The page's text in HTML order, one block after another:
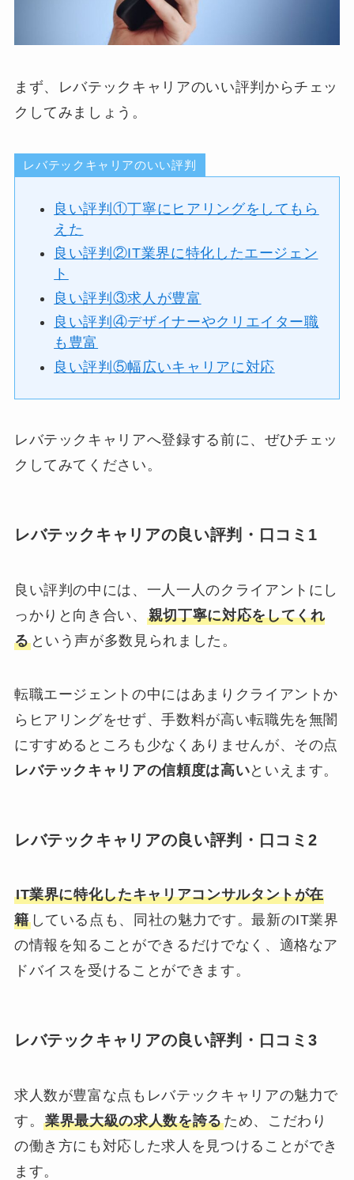
まず、レバテックキャリアのいい評判からチェッ
クしてみましょう。
レバテックキャリアのいい評判
良い評判①丁寧にヒアリングをしてもら
えた
良い評判②IT業界に特化したエージェン
ト
良い評判③求人が豊富
良い評判④デザイナーやクリエイター職
も豊富
良い評判⑤幅広いキャリアに対応
レバテックキャリアへ登録する前に、ぜひチェッ
クしてみてください。
レバテックキャリアの良い評判・口コミ1
良い評判の中には、一人一人のクライアントにし
っかりと向き合い、 親切丁寧に対応をしてくれ
るという声が多数見られました。
転職エージェントの中にはあまりクライアントか
らヒアリングをせず、手数料が高い転職先を無闇
にすすめるところも少なくありませんが、その点
レバテックキャリアの信頼度は高いといえます。
レバテックキャリアの良い評判・口コミ2
IT業界に特化したキャリアコンサルタントが在
籍している点も、同社の魅力です。最新のIT業界
の情報を知ることができるだけでなく、適格なア
ドバイスを受けることができます。
レバテックキャリアの良い評判・口コミ3
求人数が豊富な点もレバテックキャリアの魅力で
す。業界最大級の求人数を誇るため、こだわり
の働き方にも対応した求人を見つけることができ
ます。